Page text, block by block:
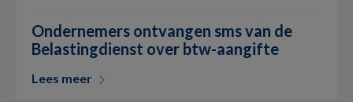
Ondernemers ontvangen sms van de
Belastingdienst over btw-aangifte
Lees meer